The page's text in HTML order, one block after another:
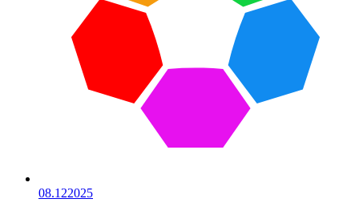
08.122025